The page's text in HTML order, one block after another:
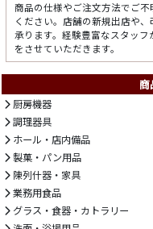
商品の仕様やご注文方法でご
ください。店舗の新規出店や
承ります。経験豊富なスタッ
をさせていただきます。
厨房機器
調理器具
ホール・店内備品
製菓・パン用品
陳列什器・家具
業務用食品
グラス・食器・カトラリー